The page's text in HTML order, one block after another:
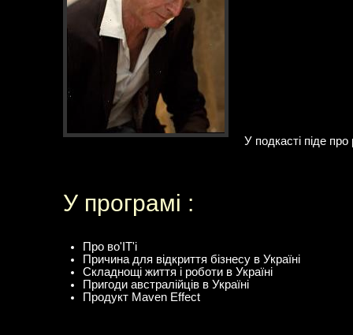
У подкасті піде про
У програмі :
Про во'IT'і
Причина для відкриття бізнесу в Україні
Складнощі життя і роботи в Україні
Пригоди австралійців в Україні
Продукт Maven Effect